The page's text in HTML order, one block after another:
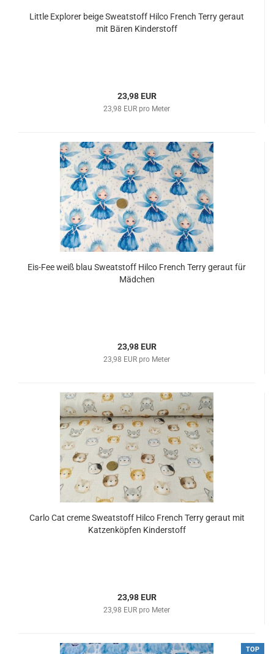
Little Explorer beige Sweatstoff Hilco French Terry geraut
mit Bären Kinderstoff
23,98 EUR
23,98 EUR pro Meter
Eis-Fee weiß blau Sweatstoff Hilco French Terry geraut für
Mädchen
23,98 EUR
23,98 EUR pro Meter
Carlo Cat creme Sweatstoff Hilco French Terry geraut mit
Katzenköpfen Kinderstoff
23,98 EUR
23,98 EUR pro Meter
TOP